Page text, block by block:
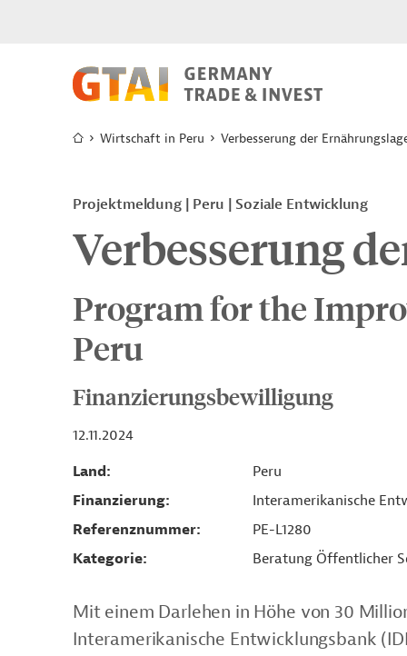
Wirtschaft in Peru Verbesserung der
Projektmeldung Peru Soziale Entwicklung
Verbesserung
Program for the
Peru
Finanzierungsbewilligung
12.11.2024
Land
Peru
Finanzierung
Interamerikanische
Referenznummer
PE-L1280
Kategorie
Beratung Öffentlicher
Mit einem Darlehen in Höhe von 30
Interamerikanische Entwicklungsbank